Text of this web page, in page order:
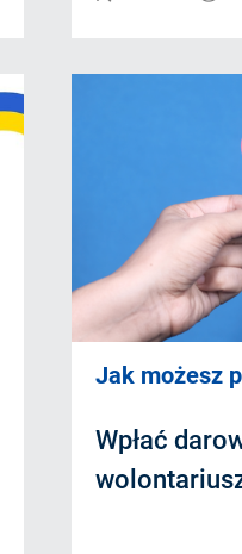
Jak możesz
Wpłać